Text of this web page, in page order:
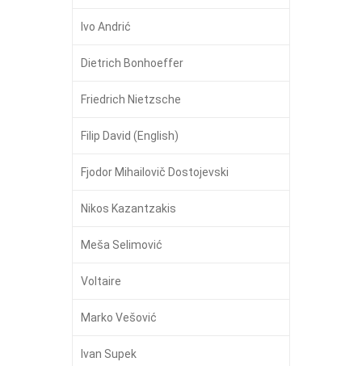
Ivo Andrić
Dietrich Bonhoeffer
Friedrich Nietzsche
Filip David (English)
Fjodor Mihailovič Dostojevski
Nikos Kazantzakis
Meša Selimović
Voltaire
Marko Vešović
Ivan Supek